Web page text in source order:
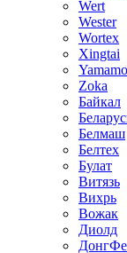
Wert
Wester
Wortex
Xingtai
Zoka
Байкал
Белмаш
Белтех
Булат
Витязь
Вихрь
Вожак
Диолд